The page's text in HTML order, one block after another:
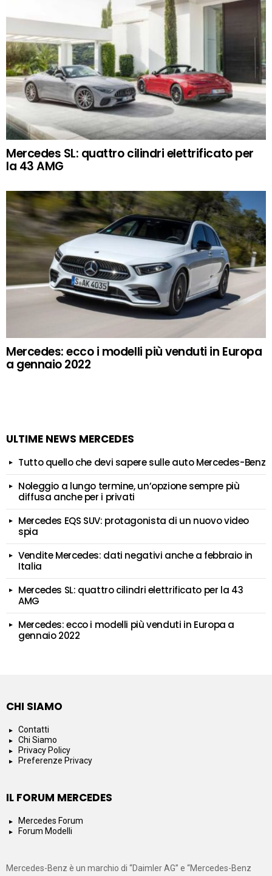
Mercedes SL: quattro cilindri elettrificato per
la 43 AMG
Mercedes: ecco i modelli più venduti in Europa
a gennaio 2022
ULTIME NEWS MERCEDES
Tutto quello che devi sapere sulle auto Mercedes-Benz
Noleggio a lungo termine, un’opzione sempre più
diffusa anche per i privati
Mercedes EQS SUV: protagonista di un nuovo video
spia
Vendite Mercedes: dati negativi anche a febbraio in
Italia
Mercedes SL: quattro cilindri elettrificato per la 43
AMG
Mercedes: ecco i modelli più venduti in Europa a
gennaio 2022
CHI SIAMO
Contatti
Chi Siamo
Privacy Policy
Preferenze Privacy
IL FORUM MERCEDES
Mercedes Forum
Forum Modelli
Mercedes-Benz è un marchio di “Daimler AG” e “Mercedes-Benz